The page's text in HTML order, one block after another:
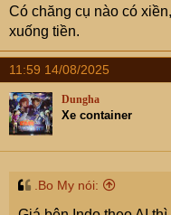
Có chăng cụ nào có
xuống tiền.
11:59 14/08/2025
Dungha
Xe container
.Bo My nói: